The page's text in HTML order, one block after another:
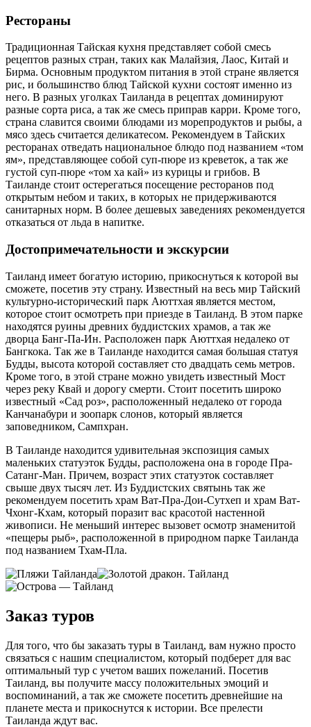
Рестораны
Традиционная Тайская кухня представляет собой смесь
рецептов разных стран, таких как Малайзия, Лаос, Китай и
Бирма. Основным продуктом питания в этой стране является
рис, и большинство блюд Тайской кухни состоят именно из
него. В разных уголках Таиланда в рецептах доминируют
разные сорта риса, а так же смесь приправ карри. Кроме того,
страна славится своими блюдами из морепродуктов и рыбы, а
мясо здесь считается деликатесом. Рекомендуем в Тайских
ресторанах отведать национальное блюдо под названием «том
ям», представляющее собой суп-пюре из креветок, а так же
густой суп-пюре «том ха кай» из курицы и грибов. В
Таиланде стоит остерегаться посещение ресторанов под
открытым небом и таких, в которых не придерживаются
санитарных норм. В более дешевых заведениях рекомендуется
отказаться от льда в напитке.
Достопримечательности и экскурсии
Таиланд имеет богатую историю, прикоснуться к которой вы
сможете, посетив эту страну. Известный на весь мир Тайский
культурно-исторический парк Аюттхая является местом,
которое стоит осмотреть при приезде в Таиланд. В этом парке
находятся руины древних буддистских храмов, а так же
дворца Банг-Па-Ин. Расположен парк Аюттхая недалеко от
Бангкока. Так же в Таиланде находится самая большая статуя
Будды, высота которой составляет сто двадцать семь метров.
Кроме того, в этой стране можно увидеть известный Мост
через реку Квай и дорогу смерти. Стоит посетить широко
известный «Сад роз», расположенный недалеко от города
Канчанабури и зоопарк слонов, который является
заповедником, Сампхран.
В Таиланде находится удивительная экспозиция самых
маленьких статуэток Будды, расположена она в городе Пра-
Сатанг-Ман. Причем, возраст этих статуэток составляет
свыше двух тысяч лет. Из Буддистских святынь так же
рекомендуем посетить храм Ват-Пра-Дои-Сутхеп и храм Ват-
Чхонг-Кхам, который поразит вас красотой настенной
живописи. Не меньший интерес вызовет осмотр знаменитой
«пещеры рыб», расположенной в природном парке Таиланда
под названием Тхам-Пла.
Заказ туров
Для того, что бы заказать туры в Таиланд, вам нужно просто
связаться с нашим специалистом, который подберет для вас
оптимальный тур с учетом ваших пожеланий. Посетив
Таиланд, вы получите массу положительных эмоций и
воспоминаний, а так же сможете посетить древнейшие на
планете места и прикоснутся к истории. Все прелести
Таиланда ждут вас.